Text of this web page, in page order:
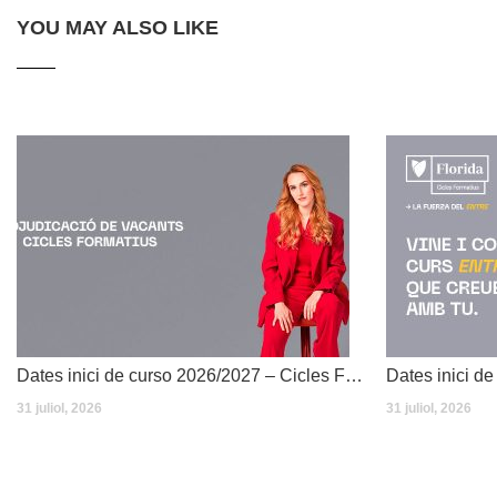
YOU MAY ALSO LIKE
Dates inici de curso 2026/2027 – Cicles Formatius
31 juliol, 2026 31 juliol, 2026